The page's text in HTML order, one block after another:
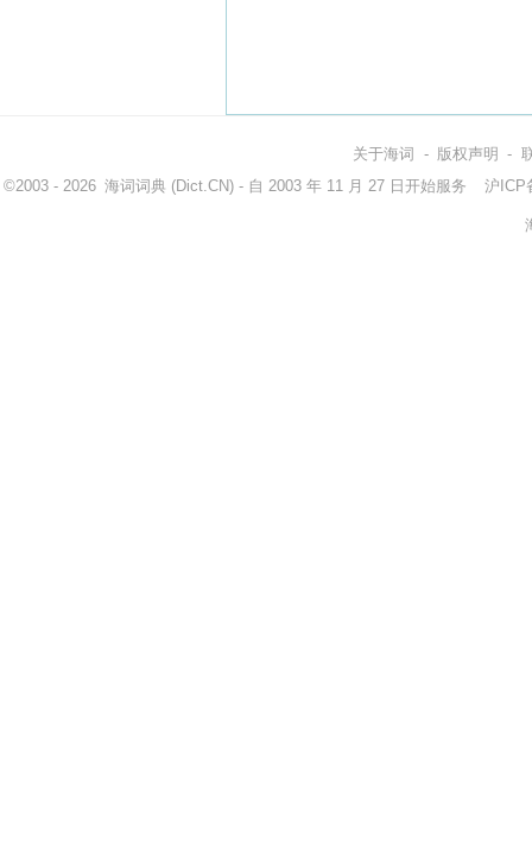
关于海词 - 版权声明 -
©2003 - 2026 海词词典 (Dict.CN) - 自 2003 年 11 月 27 日开始服务 沪ICP